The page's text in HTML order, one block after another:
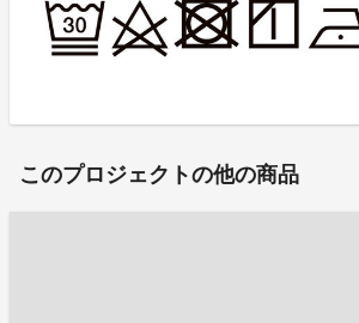
このプロジェクトの他の商品